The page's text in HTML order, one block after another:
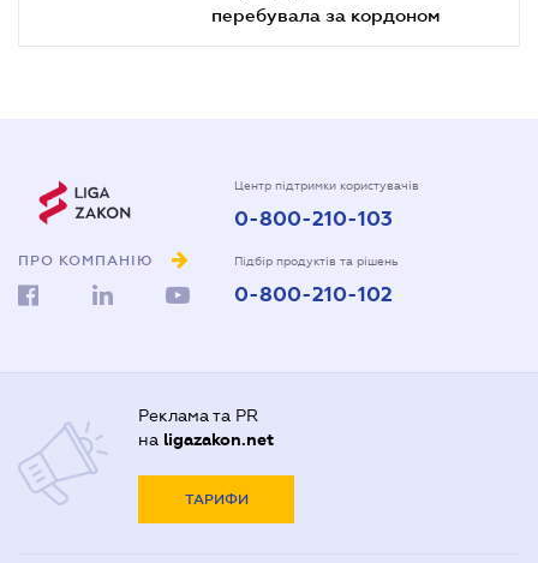
перебувала за кордоном
ПРО КОМПАНІЮ
Центр підтримки користувачів
0-800-210-103
Підбір продуктів та рішень
0-800-210-102
Реклама та PR
на ligazakon.net
ТАРИФИ